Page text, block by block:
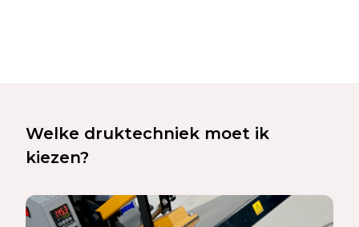
Welke druktechniek moet ik
kiezen?